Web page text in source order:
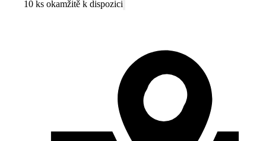
10 ks okamžitě k dispozici